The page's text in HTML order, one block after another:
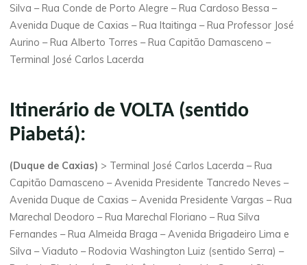
Silva – Rua Conde de Porto Alegre – Rua Cardoso Bessa –
Avenida Duque de Caxias – Rua Itaitinga – Rua Professor José
Aurino – Rua Alberto Torres – Rua Capitão Damasceno –
Terminal José Carlos Lacerda
Itinerário de VOLTA (sentido
Piabetá):
(Duque de Caxias) > Terminal José Carlos Lacerda – Rua
Capitão Damasceno – Avenida Presidente Tancredo Neves –
Avenida Duque de Caxias – Avenida Presidente Vargas – Rua
Marechal Deodoro – Rua Marechal Floriano – Rua Silva
Fernandes – Rua Almeida Braga – Avenida Brigadeiro Lima e
Silva – Viaduto – Rodovia Washington Luiz (sentido Serra) –